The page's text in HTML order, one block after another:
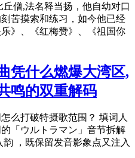
僧,法名释当扬，他自幼对口
苦摸索和练习，如今他已经
》、《红梅赞》、《祖国你
凭什么燃爆大湾区,
鸣的双重解码
么打破特摄歌范围？ 填词人
「ウルトラマン」音节拆解
，既保留发音影象点又注入